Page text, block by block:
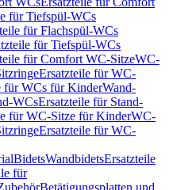
für Tiefspül-WCs
für Flachspül-WCs
für Tiefspül-WCs
für Comfort WC-SitzeWC-
Ersatzteile für WC-
für WCs für KinderWand-
WCsErsatzteile für Stand-
für WC-Sitze für KinderWC-
Ersatzteile für WC-
BidetsWandbidetsErsatzteile
für
Betätigungsplatten und